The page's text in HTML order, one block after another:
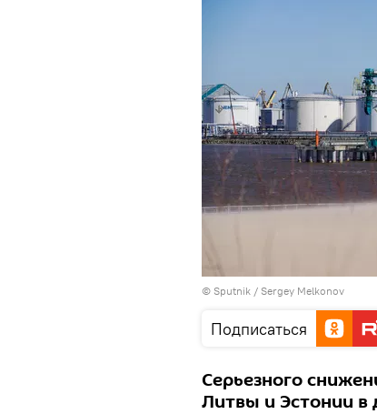
© Sputnik / Sergey Melkonov
Подписаться
Серьезного
Литвы и Эстонии в